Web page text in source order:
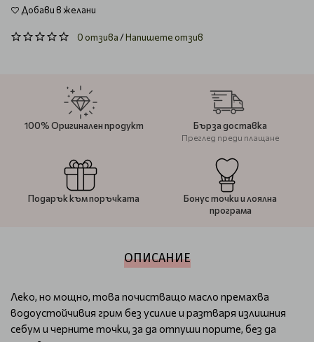
Добави в желани
0 отзива/Напишете отзив
100% Оригинален продукт Бърза доставка
Преглед преди плащане
Подарък към поръчката
Бонус точки и лоялна
програма
ОПИСАНИЕ
Леко, но мощно, това почистващо масло премахва
водоустойчивия грим без усилие и разтваря излишния
себум и черните точки, за да отпуши порите, без да